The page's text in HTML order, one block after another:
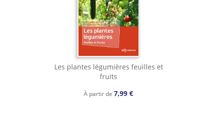
Les plantes légumières feuilles et
fruits
À partir de 7,99 €